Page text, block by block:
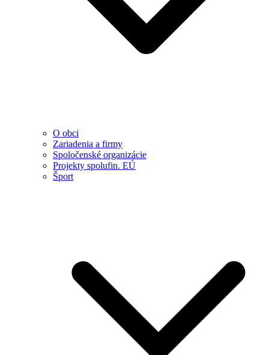
O obci
Zariadenia a firmy
Spoločenské organizácie
Projekty spolufin. EÚ
Šport